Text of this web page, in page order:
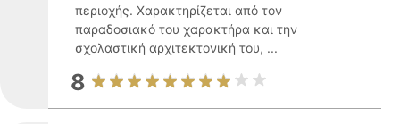
περιοχής. Χαρακτηρίζεται από τον
παραδοσιακό του χαρακτήρα και την
σχολαστική αρχιτεκτονική του, ...
8